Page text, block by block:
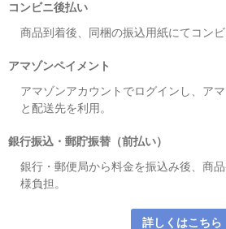
コンビニ後払い
商品到着後、同梱の振込用紙にてコンビ
アマゾンペイメント
アマゾンアカウントでログインし、ア
と配送先を利用。
銀行振込・郵貯振替（前払い）
銀行・郵便局から料金を振込み後、商
様負担。
詳しくはこちら